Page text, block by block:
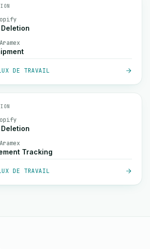
DE TRAVAIL
Tracking
DE TRAVAIL